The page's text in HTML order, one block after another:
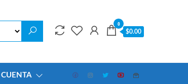
0
$0.00
CUENTA